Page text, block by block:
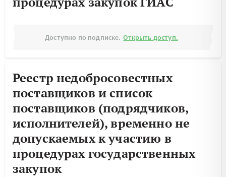
Доступно по подписке. Открыть доступ.
Реестр недобросовестных
поставщиков и список
поставщиков (подрядчиков,
исполнителей), временно не
допускаемых к участию в
процедурах государственных
закупок